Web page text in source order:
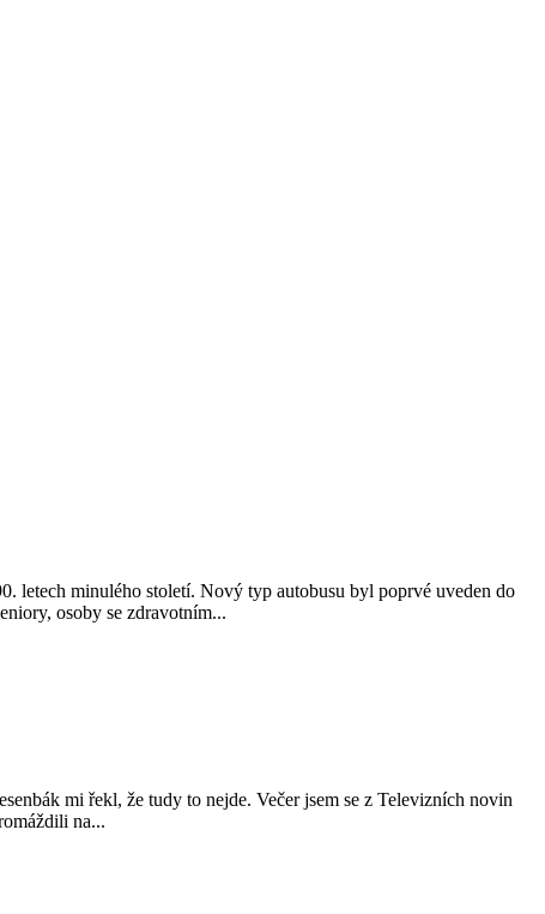
letech minulého století. Nový typ autobusu byl poprvé uveden do
osoby se zdravotním...
mi řekl, že tudy to nejde. Večer jsem se z Televizních novin
na...